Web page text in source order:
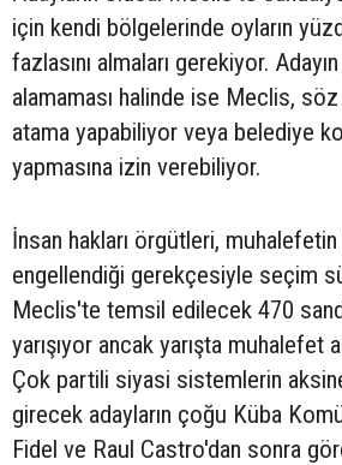
için kendi bölgelerinde oyların
fazlasını almaları gerekiyor.
alamaması halinde ise Meclis,
atama yapabiliyor veya belediye
yapmasına izin verebiliyor.
İnsan hakları örgütleri, muhalefetin
engellendiği gerekçesiyle seçim
Meclis'te temsil edilecek 470
yarışıyor ancak yarışta muhalefet
Çok partili siyasi sistemlerin
girecek adayların çoğu Küba
Fidel ve Raul Castro'dan sonra